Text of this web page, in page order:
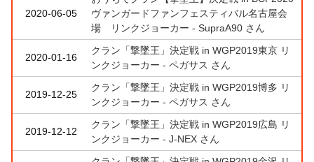
2020-06-05
ヴァンガードファンフェスティバル名古屋会
場 リンクジョーカー - SupraA90 さん
2020-01-16
クラン「撃墜王」決定戦 in WGP2019東京 リ
ンクジョーカー - ペガサス さん
2019-12-25
クラン「撃墜王」決定戦 in WGP2019博多 リ
ンクジョーカー - ペガサス さん
2019-12-12
クラン「撃墜王」決定戦 in WGP2019広島 リ
ンクジョーカー - J-NEX さん